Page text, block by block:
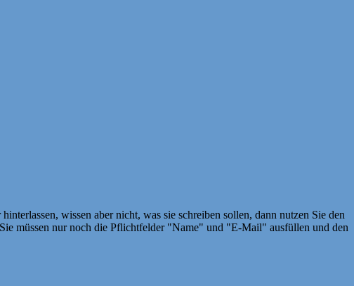
wissen aber nicht, was sie schreiben sollen, dann nutzen Sie den
müssen nur noch die Pflichtfelder "Name" und "E-Mail" ausfüllen und den